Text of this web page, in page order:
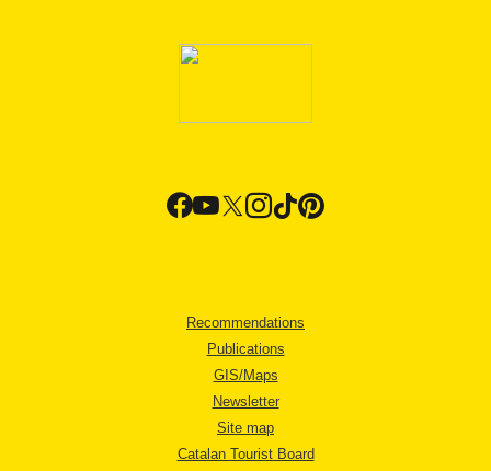
Recommendations
Publications
GIS/Maps
Newsletter
Site map
Catalan Tourist Board